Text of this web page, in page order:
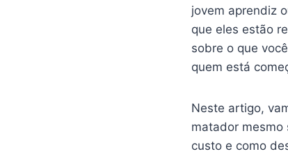
jovem aprendiz
que eles estão
sobre o que
quem está
Neste artigo,
matador mesmo
custo e como